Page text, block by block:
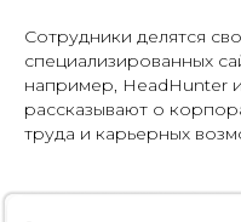
Сотрудники делятся
специализированных
например, HeadHunter
рассказывают о
труда и карьерных